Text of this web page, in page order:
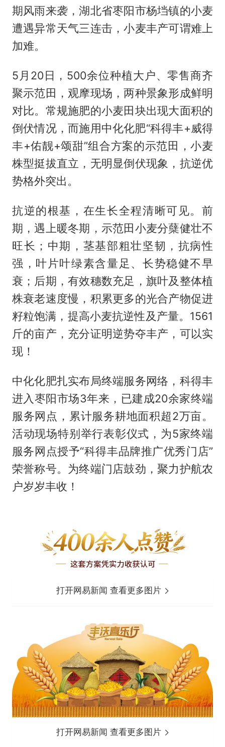
期风雨来袭，湖北省枣阳市杨垱镇的小麦
遭遇异常天气三连击，小麦丰产可谓难上
加难。
5月20日，500余位种植大户、零售商齐
聚示范田，观摩现场，两种景象形成鲜明
对比。常规施肥的小麦田块出现大面积的
倒伏情况，而施用中化化肥“科得丰+威得
丰+佑靓+颂甜”组合方案的示范田，小麦
株型挺拔直立，无明显倒伏现象，抗逆优
势格外突出。
抗逆的根基，在生长全程清晰可见。前
期，遇上暖冬期，示范田小麦分蘖健壮不
旺长；中期，茎基部粗壮坚韧，抗病性
强，叶片叶绿素含量足、长势稳健不早
衰；后期，有效穗数充足，旗叶及整体植
株衰老速度慢，积累更多的光合产物促进
籽粒饱满，提高小麦抗逆性及产量。1561
斤的亩产，充分证明逆势夺丰产，可以实
现！
中化化肥扎实布局终端服务网络，科得丰
进入枣阳市场3年来，已建成20余家终端
服务网点，累计服务耕地面积超2万亩。
活动现场特别举行表彰仪式，为5家终端
服务网点授予“科得丰品牌推广优秀门店”
荣誉称号。为终端门店鼓劲，聚力护航农
户岁岁丰收！
打开网易新闻 查看更多图片
打开网易新闻 查看更多图片